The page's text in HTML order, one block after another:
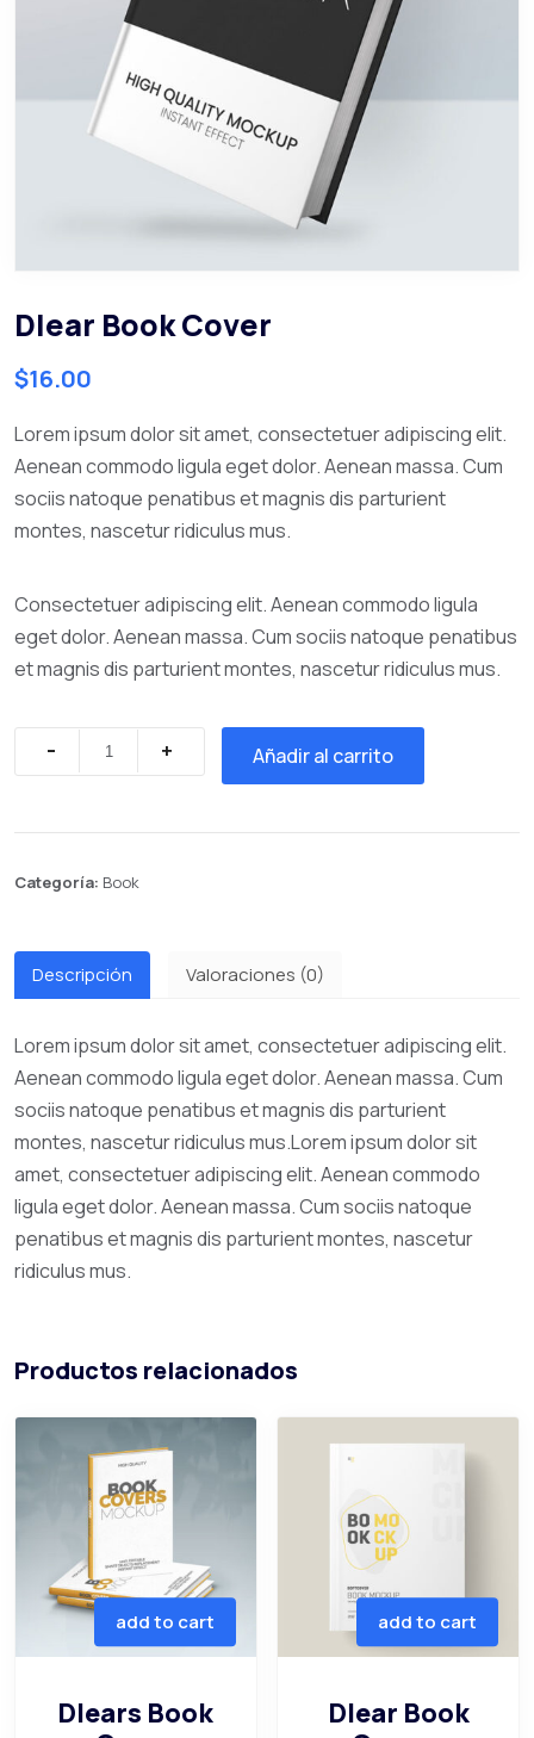
Dlear Book Cover
$16.00
Lorem ipsum dolor sit amet, consectetuer adipiscing elit.
Aenean commodo ligula eget dolor. Aenean massa. Cum
sociis natoque penatibus et magnis dis parturient
montes, nascetur ridiculus mus.
Consectetuer adipiscing elit. Aenean commodo ligula
eget dolor. Aenean massa. Cum sociis natoque penatibus
et magnis dis parturient montes, nascetur ridiculus mus.
Añadir al carrito
Categoría: Book
Descripción Valoraciones (0)
Lorem ipsum dolor sit amet, consectetuer adipiscing elit.
Aenean commodo ligula eget dolor. Aenean massa. Cum
sociis natoque penatibus et magnis dis parturient
montes, nascetur ridiculus mus.Lorem ipsum dolor sit
amet, consectetuer adipiscing elit. Aenean commodo
ligula eget dolor. Aenean massa. Cum sociis natoque
penatibus et magnis dis parturient montes, nascetur
ridiculus mus.
Productos relacionados
add to cart
Dlears Book
add to cart
Dlear Book